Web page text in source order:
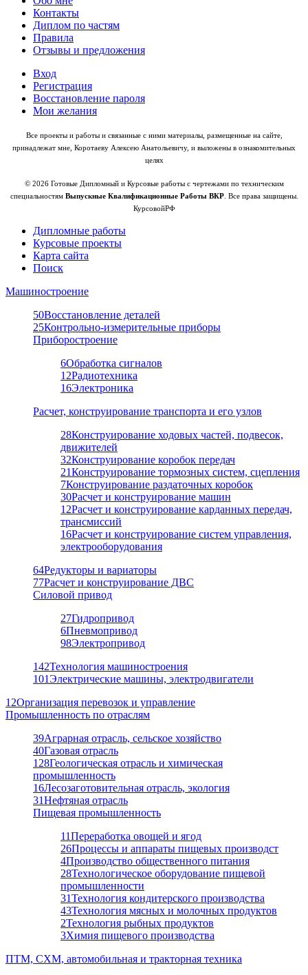
Контакты
Диплом по частям
Правила
Отзывы и предложения
Вход
Регистрация
Восстановление пароля
Мои желания
Все проекты и работы и связанные с ними материалы, размещенные на сайте,
принадлежат мне, Коротаеву Алексею Анатольевичу, и выложены в ознакомительных
целях
© 2026 Готовые Дипломный и Курсовые работы с чертежами по техническим
специальностям Выпускные Квалификационные Работы ВКР. Все права защищены.
КурсовойРФ
Дипломные работы
Курсовые проекты
Карта сайта
Поиск
Машиностроение
50Восстановление деталей
25Контрольно-измерительные приборы
Приборостроение
6Обработка сигналов
12Радиотехника
16Электроника
Расчет, конструирование транспорта и его узлов
28Конструирование ходовых частей, подвесок,
движителей
32Конструирование коробок передач
21Конструирование тормозных систем, сцепления
7Конструирование раздаточных коробок
30Расчет и конструирование машин
12Расчет и конструирование карданных передач,
трансмиссий
16Расчет и конструирование систем управления,
электрооборудования
64Редукторы и вариаторы
77Расчет и конструирование ДВС
Силовой привод
27Гидропривод
6Пневмопривод
98Электропривод
142Технология машиностроения
101Электрические машины, электродвигатели
12Организация перевозок и управление
Промышленность по отраслям
39Аграрная отрасль, сельское хозяйство
40Газовая отрасль
128Геологическая отрасль и химическая
промышленность
16Лесозаготовительная отрасль, экология
31Нефтяная отрасль
Пищевая промышленность
11Переработка овощей и ягод
26Процессы и аппараты пищевых производст
4Производство общественного питания
28Технологическое оборудование пищевой
промышленности
31Технология кондитерского производства
43Технология мясных и молочных продуктов
2Технология рыбных продуктов
3Химия пищевого производства
ПТМ, СХМ, автомобильная и тракторная техника